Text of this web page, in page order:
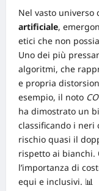
Nel vasto universo
artificiale,
etici che non
Uno dei più
algoritmi, che
e propria
esempio, il noto
ha dimostrato un
classificando i neri
rischio quasi il
rispetto ai bianchi.
l’importanza di
equi e inclusivi. 📊